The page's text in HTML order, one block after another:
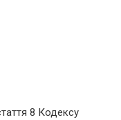
8 Кодексу